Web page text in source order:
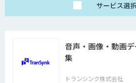
サービス選
音声・画像・動画
集
トランシンク株式会社